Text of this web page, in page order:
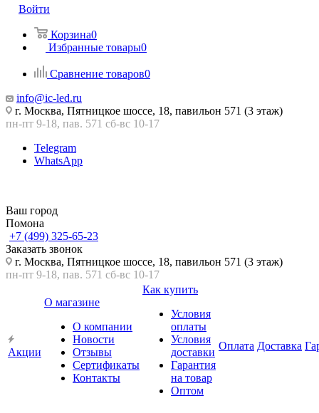
Войти
Корзина0
Избранные товары0
Сравнение товаров0
info@ic-led.ru
г. Москва, Пятницкое шоссе, 18, павильон 571 (3 этаж)
пн-пт 9-18, пав. 571 сб-вс 10-17
Telegram
WhatsApp
Ваш город
Помона
+7 (499) 325-65-23
Заказать звонок
г. Москва, Пятницкое шоссе, 18, павильон 571 (3 этаж)
пн-пт 9-18, пав. 571 сб-вс 10-17
Акции
О магазине
О компании
Новости
Отзывы
Сертификаты
Контакты
Как купить
Условия
оплаты
Условия
доставки
Гарантия
на товар
Оптом
Оплата Доставка